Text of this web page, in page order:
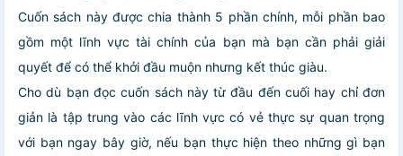
Cuốn sách này được chia thành 5 phần chính, mỗi phần bao
gồm một lĩnh vực tài chính của bạn mà bạn cần phải giải
quyết để có thể khởi đầu muộn nhưng kết thúc giàu.
Cho dù bạn đọc cuốn sách này từ đầu đến cuối hay chỉ đơn
giản là tập trung vào các lĩnh vực có vẻ thực sự quan trọng
với bạn ngay bây giờ, nếu bạn thực hiện theo những gì bạn